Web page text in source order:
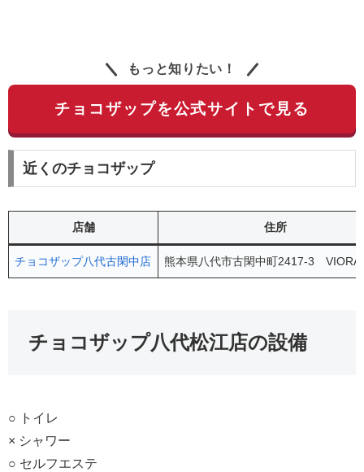
もっと知りたい！
チョコザップを公式サイトで見る
近くのチョコザップ
店舗 住所
チョコザップ八代古閑中店 熊本県八代市古閑中町2417-3
チョコザップ八代松江店の設備
○ トイレ
× シャワー
○ セルフエステ